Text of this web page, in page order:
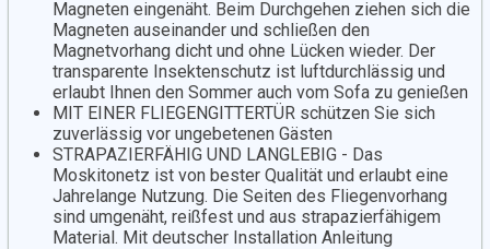
Magneten eingenäht. Beim Durchgehen ziehen sich die
Magneten auseinander und schließen den
Magnetvorhang dicht und ohne Lücken wieder. Der
transparente Insektenschutz ist luftdurchlässig und
erlaubt Ihnen den Sommer auch vom Sofa zu genießen
MIT EINER FLIEGENGITTERTÜR schützen Sie sich
zuverlässig vor ungebetenen Gästen
STRAPAZIERFÄHIG UND LANGLEBIG - Das
Moskitonetz ist von bester Qualität und erlaubt eine
Jahrelange Nutzung. Die Seiten des Fliegenvorhang
sind umgenäht, reißfest und aus strapazierfähigem
Material. Mit deutscher Installation Anleitung